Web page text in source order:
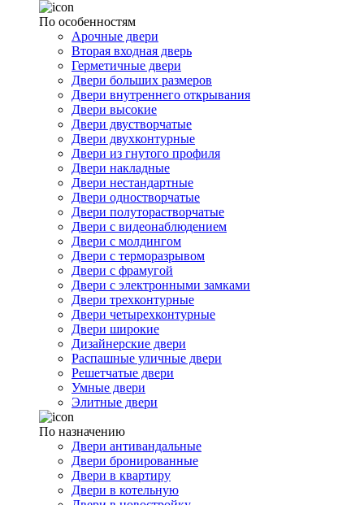
По особенностям
Арочные двери
Вторая входная дверь
Герметичные двери
Двери больших размеров
Двери внутреннего открывания
Двери высокие
Двери двустворчатые
Двери двухконтурные
Двери из гнутого профиля
Двери накладные
Двери нестандартные
Двери одностворчатые
Двери полуторастворчатые
Двери с видеонаблюдением
Двери с молдингом
Двери с терморазрывом
Двери с фрамугой
Двери с электронными замками
Двери трехконтурные
Двери четырехконтурные
Двери широкие
Дизайнерские двери
Распашные уличные двери
Решетчатые двери
Умные двери
Элитные двери
По назначению
Двери антивандальные
Двери бронированные
Двери в квартиру
Двери в котельную